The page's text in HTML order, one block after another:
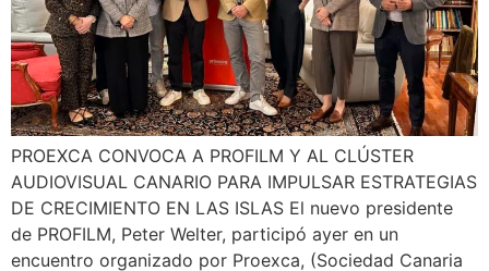
PROEXCA CONVOCA A PROFILM Y AL CLÚSTER
AUDIOVISUAL CANARIO PARA IMPULSAR ESTRATEGIAS
DE CRECIMIENTO EN LAS ISLAS El nuevo presidente
de PROFILM, Peter Welter, participó ayer en un
encuentro organizado por Proexca, (Sociedad Canaria